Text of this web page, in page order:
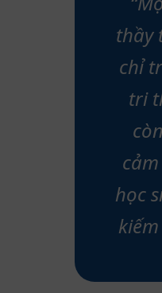
thầy
chỉ
tri
học